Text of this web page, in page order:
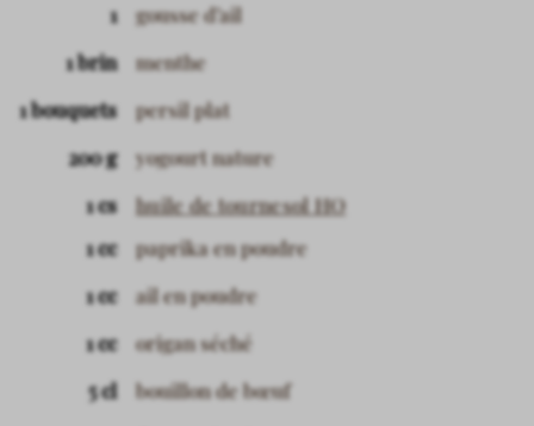
1
gousse d’ail
1 brin
menthe
1 bouquets
persil plat
200 g
yogourt nature
1 cs
huile de tournesol HO
1 cc
paprika en poudre
1 cc
ail en poudre
1 cc
origan séché
5 cl
bouillon de bœuf